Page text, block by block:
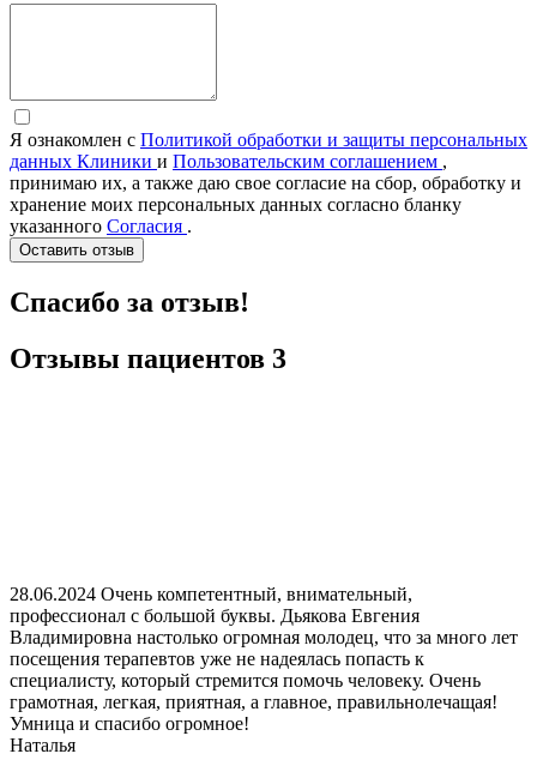
Я ознакомлен с Политикой обработки и защиты персональных
данных Клиники и Пользовательским соглашением ,
принимаю их, а также даю свое согласие на сбор, обработку и
хранение моих персональных данных согласно бланку
указанного Согласия .
Оставить отзыв
Спасибо за отзыв!
Отзывы пациентов 3
28.06.2024 Очень компетентный, внимательный,
профессионал с большой буквы. Дьякова Евгения
Владимировна настолько огромная молодец, что за много лет
посещения терапевтов уже не надеялась попасть к
специалисту, который стремится помочь человеку. Очень
грамотная, легкая, приятная, а главное, правильнолечащая!
Умница и спасибо огромное!
Наталья